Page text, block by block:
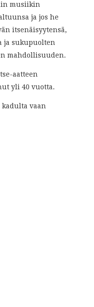
musiikin
ja jos he
itsenäisyytensä,
sukupuolten
mahdollisuuden.
aatteen
yli 40 vuotta.
vaan